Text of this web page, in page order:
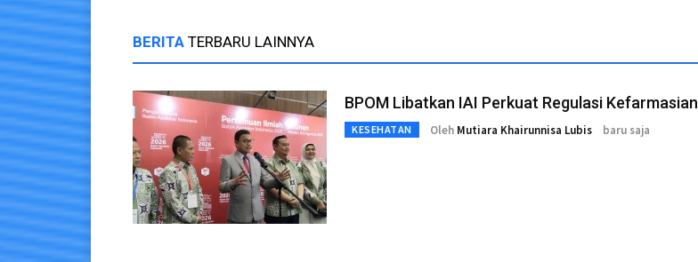
BERITA TERBARU LAINNYA
BPOM Libatkan IAI Perkuat Regulasi Kefarmasian
KESEHATAN Oleh Mutiara Khairunnisa Lubis baru saja